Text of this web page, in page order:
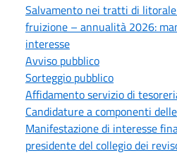
Salvamento nei tratti di
fruizione – annualità 2026:
interesse
Avviso pubblico
Sorteggio pubblico
Affidamento servizio di
Candidature a componenti
Manifestazione di interesse
presidente del collegio dei